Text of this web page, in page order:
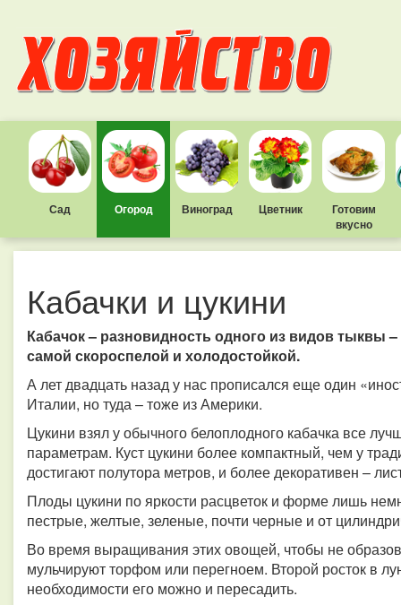
Сад Огород Виноград Цветник
Готовим
вкусно
Кабачки и цукини
Кабачок – разновидность одного из видов тыквы
самой скороспелой и холодостойкой.
А лет двадцать назад у нас прописался еще один
Италии, но туда – тоже из Америки.
Цукини взял у обычного белоплодного кабачка все
параметрам. Куст цукини более компактный, чем у
достигают полутора метров, и более декоративен –
Плоды цукини по яркости расцветок и форме лишь
пестрые, желтые, зеленые, почти черные и от
Во время выращивания этих овощей, чтобы не
мульчируют торфом или перегноем. Второй росток в
необходимости его можно и пересадить.